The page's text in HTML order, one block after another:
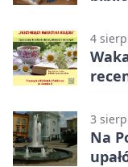
4
3
Na